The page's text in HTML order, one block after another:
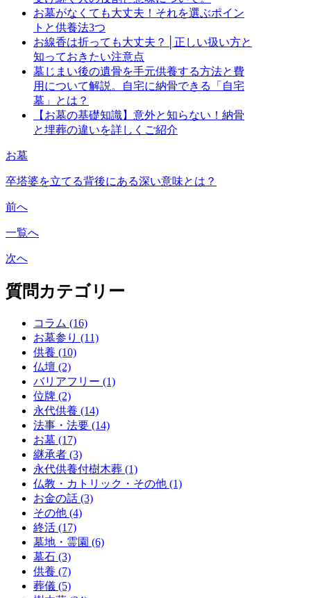
お墓がなくても大丈夫！それを選ぶポイン
トと供養法3つ
お線香は折っても大丈夫？│正しい扱い方と
知っておきたい注意点
墓じまい後の遺骨を手元供養する方法と費
用について解説。自宅に納骨できる「自宅
墓」とは？
【お墓の基礎知識】意外と知らない！納骨
と埋葬の違いを詳しくご紹介
お墓
卒塔婆を立てる背後にある深い意味とは？
前へ
一覧へ
次へ
質問カテゴリー
コラム (16)
お墓参り (11)
供養 (10)
仏壇 (2)
バリアフリー (1)
位牌 (2)
永代供養 (14)
法事・法要 (14)
お墓 (17)
継承者 (3)
永代供養付樹木葬 (1)
仏教・カトリック・その他 (1)
お金の話 (3)
その他 (4)
終活 (17)
墓地・霊園 (6)
墓石 (3)
供養 (7)
葬儀 (5)